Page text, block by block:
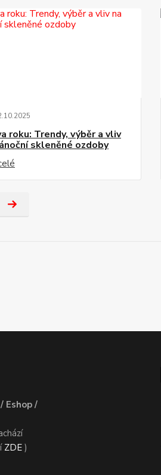
.10.2025
roku: Trendy, výběr a vliv
skleněné ozdoby
Eshop /
ZDE )